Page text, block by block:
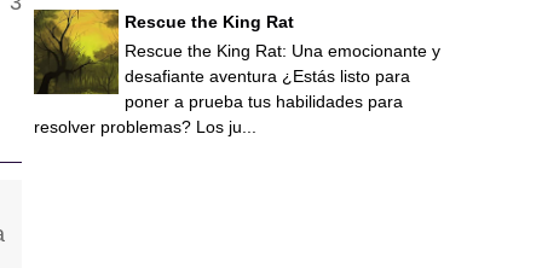
Rescue the King Rat
Rescue the King Rat: Una emocionante y
desafiante aventura ¿Estás listo para
poner a prueba tus habilidades para
resolver problemas? Los ju...